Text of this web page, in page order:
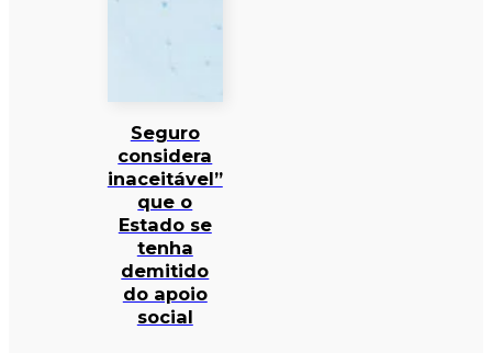
Seguro
considera
inaceitável”
que o
Estado se
tenha
demitido
do apoio
social